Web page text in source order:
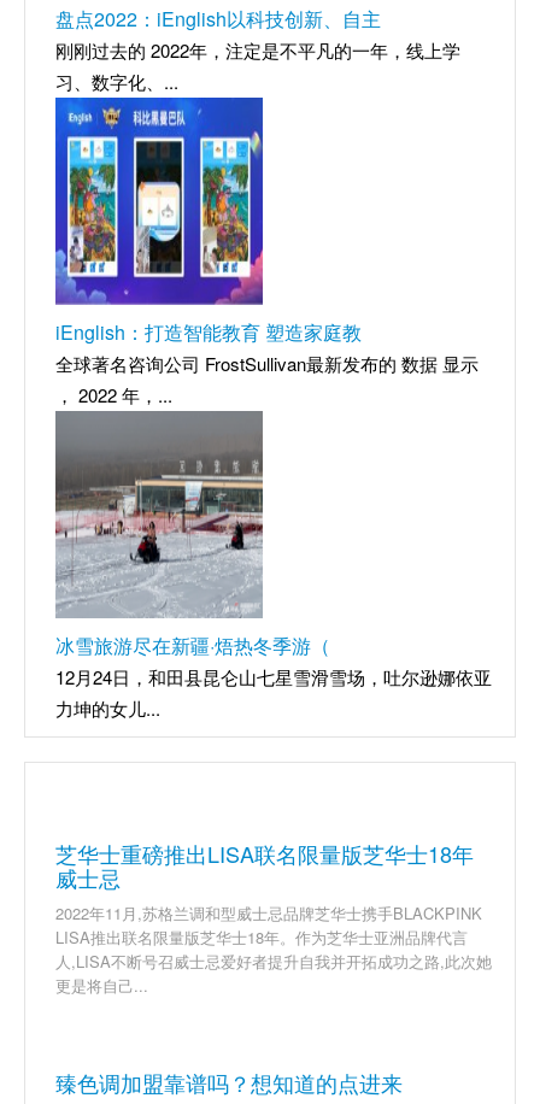
盘点2022：iEnglish以科技创新、自主
刚刚过去的 2022年，注定是不平凡的一年，线上学
习、数字化、...
iEnglish：打造智能教育 塑造家庭教
全球著名咨询公司 FrostSullivan最新发布的 数据 显示
， 2022 年，...
冰雪旅游尽在新疆·焐热冬季游（
12月24日，和田县昆仑山七星雪滑雪场，吐尔逊娜依亚
力坤的女儿...
芝华士重磅推出LISA联名限量版芝华士18年
威士忌
2022年11月,苏格兰调和型威士忌品牌芝华士携手BLACKPINK
LISA推出联名限量版芝华士18年。作为芝华士亚洲品牌代言
人,LISA不断号召威士忌爱好者提升自我并开拓成功之路,此次她
更是将自己...
臻色调加盟靠谱吗？想知道的点进来